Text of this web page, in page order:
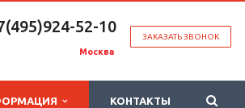
ЗАКАЗАТЬ ЗВОНОК
52-10
Москва
КОНТАКТЫ